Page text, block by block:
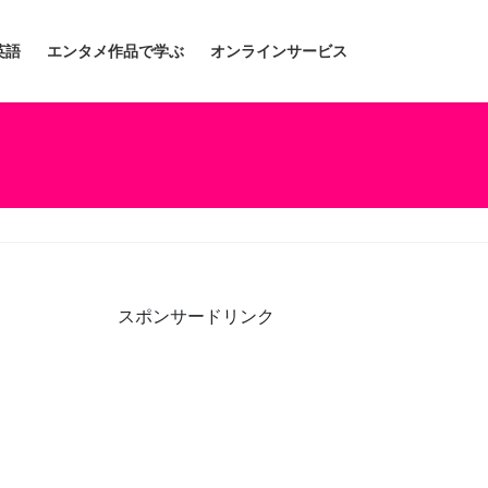
語 エンタメ作品で学ぶ オンラインサービス
スポンサードリンク